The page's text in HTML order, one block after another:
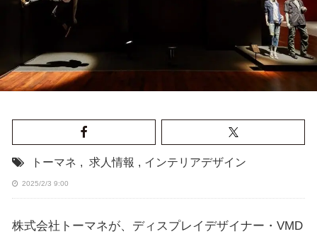
トーマネ , 求人情報 , インテリアデザイン
2025/2/3 9:00
株式会社トーマネが、ディスプレイデザイナー・VMD